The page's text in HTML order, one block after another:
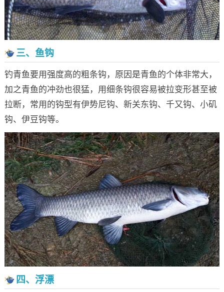
三、鱼钩
钓青鱼要用强度高的粗条钩，原因是青鱼的个体非常大，
加之青鱼的冲劲也很猛，用细条钩很容易被拉变形甚至被
拉断，常用的钩型有伊势尼钩、新关东钩、千又钩、小矶
钩、伊豆钩等。
四、浮漂